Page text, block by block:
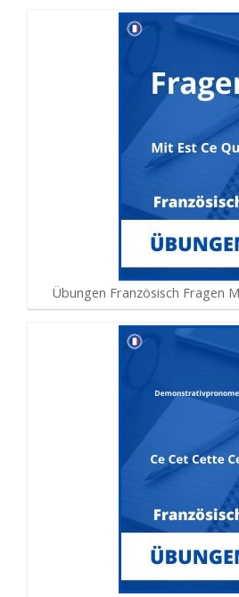
Übungen Französisch Fragen